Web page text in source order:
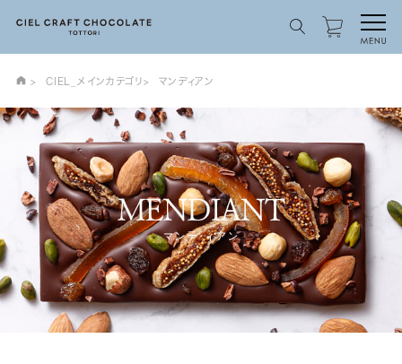
CIEL_メインカテゴリ マンディアン